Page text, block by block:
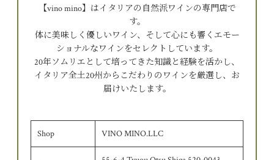
【vino mino】はイタリアの自然派ワインの専門店で
す。
体に美味しく優しいワイン、そして心にも響くエモー
ショナルなワインをセレクトしています。
20年ソムリエとして培ってきた知識と経験を活かし、
イタリア全土20州からこだわりのワインを厳選し、お
届けいたします。
Shop VINO MINO.LLC